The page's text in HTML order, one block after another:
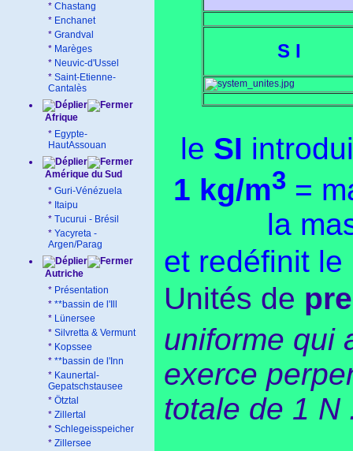
* Chastang
* Enchanet
* Grandval
* Marèges
* Neuvic-d'Ussel
* Saint-Etienne-
Cantalès
Afrique
* Egypte-
HautAssouan
Amérique du Sud
* Guri-Vénézuela
* Itaipu
* Tucurui - Brésil
* Yacyreta -
Argen/Parag
Autriche
* Présentation
* **bassin de l'Ill
* Lünersee
* Silvretta & Vermunt
* Kopssee
* **bassin de l'Inn
* Kaunertal-
Gepatschstausee
* Ötztal
* Zillertal
* Schlegeisspeicher
* Zillersee
S I
le SI
1 kg/m3 =
la
et redéfinit le
Unités de
uniforme qui
exerce
totale de 1 N